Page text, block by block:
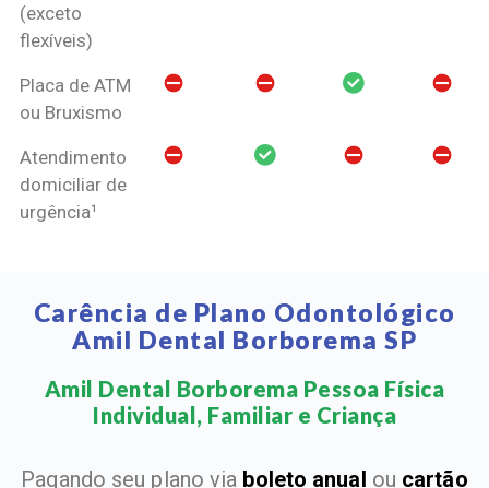
(exceto
flexíveis)
Placa de ATM
ou Bruxismo
Atendimento
domiciliar de
urgência¹
Carência de Plano Odontológico
Amil Dental Borborema SP
Amil Dental Borborema Pessoa Física
Individual, Familiar e Criança​
Pagando seu plano via boleto anual ou cartão